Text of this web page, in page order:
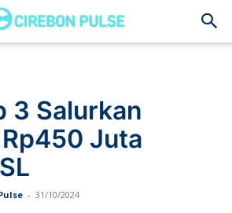
3 Salurkan
Juta
- 31/10/2024